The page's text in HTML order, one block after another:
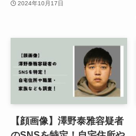
2024年10月17日
【顔画像】澤野泰雅容疑者